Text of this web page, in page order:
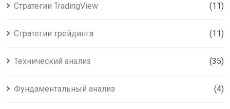
Стратегии TradingView (11)
Стратегии трейдинга (11)
Технический анализ (35)
Фундаментальный анализ (4)